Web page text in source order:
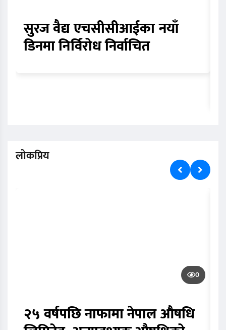
सुरज वैद्य एचसीसीआईका नयाँ
डिनमा निर्विरोध निर्वाचित
लोकप्रिय
0
२५ वर्षपछि नाफामा नेपाल औषधि